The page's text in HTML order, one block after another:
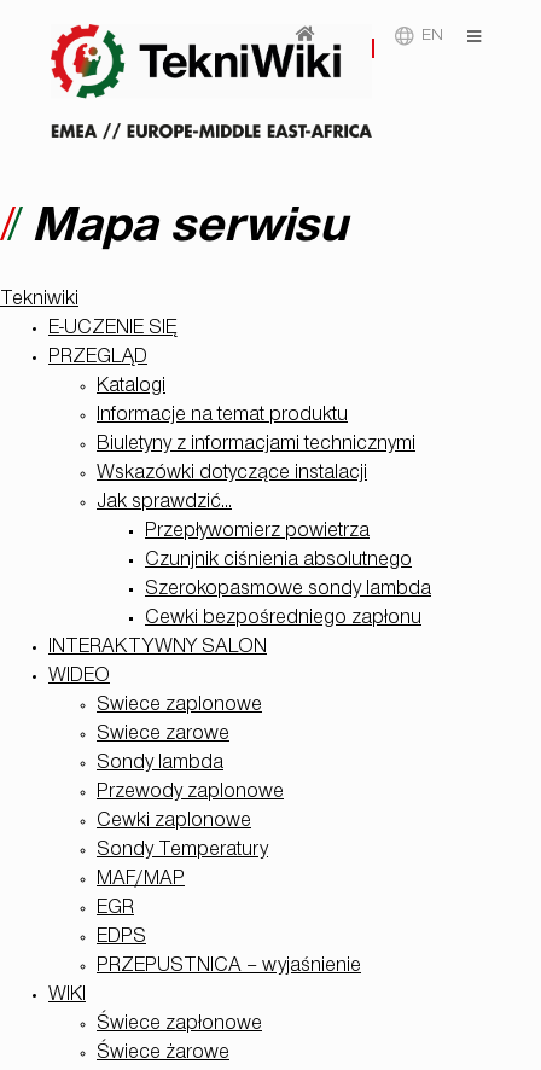
EN
Mapa serwisu
Tekniwiki
E-UCZENIE SIĘ
PRZEGLĄD
Katalogi
Informacje na temat produktu
Biuletyny z informacjami technicznymi
Wskazówki dotyczące instalacji
Jak sprawdzić...
Przepływomierz powietrza
Czunjnik ciśnienia absolutnego
Szerokopasmowe sondy lambda
Cewki bezpośredniego zapłonu
INTERAKTYWNY SALON
WIDEO
Swiece zaplonowe
Swiece zarowe
Sondy lambda
Przewody zaplonowe
Cewki zaplonowe
Sondy Temperatury
MAF/MAP
EGR
EDPS
PRZEPUSTNICA – wyjaśnienie
WIKI
Świece zapłonowe
Świece żarowe